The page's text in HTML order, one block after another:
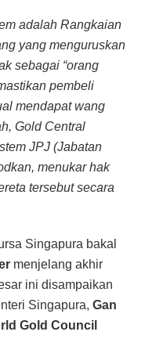
adalah Rangkaian
yang menguruskan
sebagai “orang
pembeli
mendapat wang
Gold Central
JPJ (Jabatan
menukar hak
tersebut secara
Singapura bakal
menjelang akhir
ini disampaikan
Singapura, Gan
Gold Council